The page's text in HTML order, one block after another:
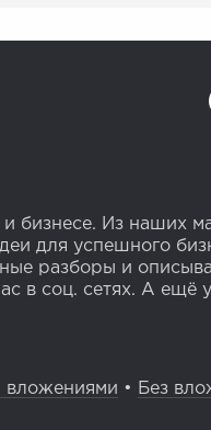
бизнесе. Из наших
для успешного
разборы и
в соц. сетях. А ещё
вложениями • Без